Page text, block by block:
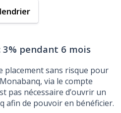
3% pendant 6 mois
placement sans risque pour
via le compte
pas nécessaire d’ouvrir un
afin de pouvoir en bénéficier.